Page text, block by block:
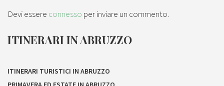
Devi essere connesso per inviare un commento.
ITINERARI IN ABRUZZO
ITINERARI TURISTICI IN ABRUZZO